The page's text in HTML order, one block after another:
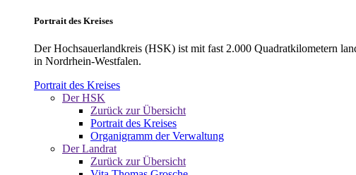
Portrait des Kreises
Der Hochsauerlandkreis (HSK) ist mit fast 2.000 Quadratkilometern
in Nordrhein-Westfalen.
Portrait des Kreises
Der HSK
Zurück zur Übersicht
Portrait des Kreises
Organigramm der Verwaltung
Der Landrat
Zurück zur Übersicht